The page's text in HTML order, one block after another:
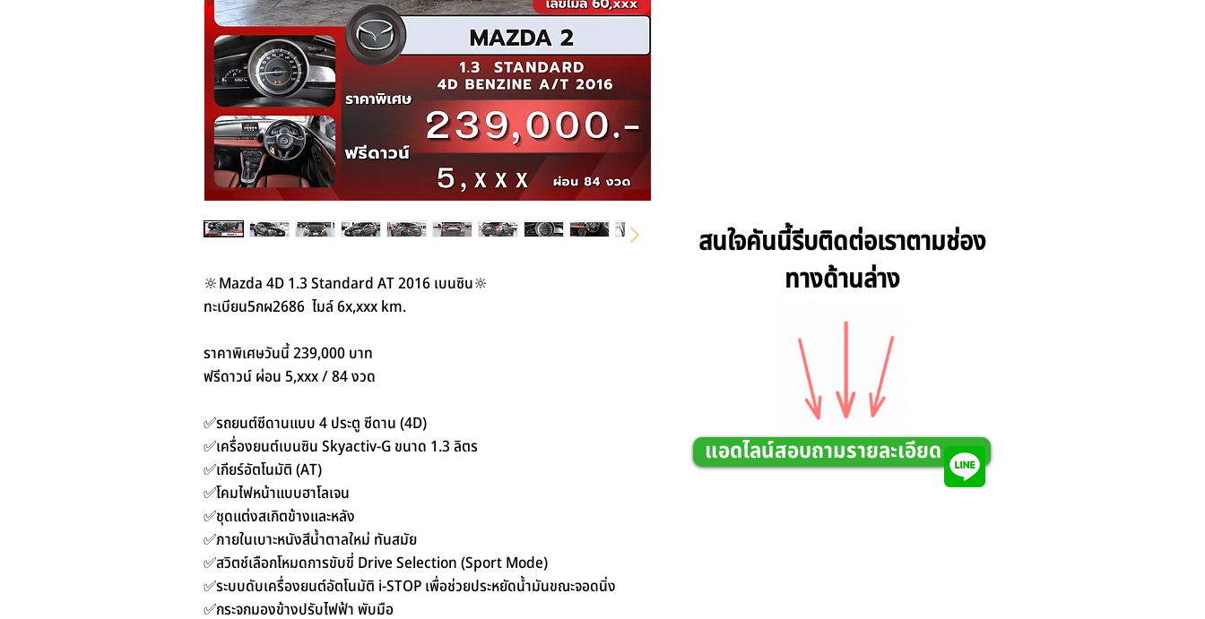
🔆Mazda 4D 1.3 Standard AT 2016 เบนซิน🔆
ทะเบียน5กผ2686 ไมล์ 6x,xxx km.
ราคาพิเศษวันนี้ 239,000 บาท
ฟรีดาวน์ ผ่อน 5,xxx / 84 งวด
✅รถยนต์ซีดานแบบ 4 ประตู ซีดาน (4D)
✅เครื่องยนต์เบนซิน Skyactiv-G ขนาด 1.3 ลิตร
✅เกียร์อัตโนมัติ (AT)
✅โคมไฟหน้าแบบฮาโลเจน
✅ชุดแต่งสเกิตข้างและหลัง
✅ภายในเบาะหนังสีน้ำตาลใหม่ ทันสมัย
✅สวิตช์เลือกโหมดการขับขี่ Drive Selection (Sport Mode)
✅ระบบดับเครื่องยนต์อัตโนมัติ i-STOP เพื่อช่วยประหยัดน้ำมันขณะจอดนิ่ง
✅กระจกมองข้างปรับไฟฟ้า พับมือ
สนใจคันนี้รีบติดต่อเราตามช่อง
ทางด้านล่าง
แอดไลน์สอบถามรายละเอียด